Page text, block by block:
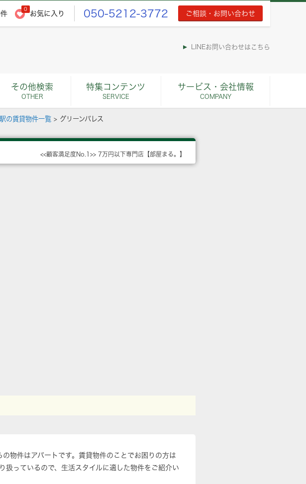
0
お気に入り 050-5212-3772 ご相談・お問い合わせ
LINEお問い合わせはこちら
その他検索
OTHER
特集コンテンツ
SERVICE
サービス・会社情報
COMPANY
の賃貸物件一覧 > グリーンパレス
<<顧客満足度No.1>> 7万円以下専門店【部屋まる。】
物件はアパートです。賃貸物件のことでお困りの方は
扱っているので、生活スタイルに適した物件をご紹介い